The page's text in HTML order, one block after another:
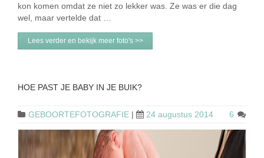
kon komen omdat ze niet zo lekker was. Ze was er die dag
wel, maar vertelde dat …
Lees verder en bekijk meer foto's >>
HOE PAST JE BABY IN JE BUIK?
GEBOORTEFOTOGRAFIE | 24 augustus 2014 6